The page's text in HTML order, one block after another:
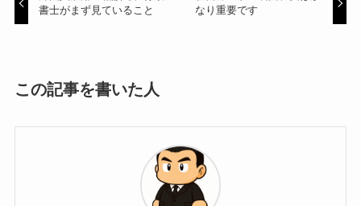
書士がまず見ていること
なり重要です
この記事を書いた人